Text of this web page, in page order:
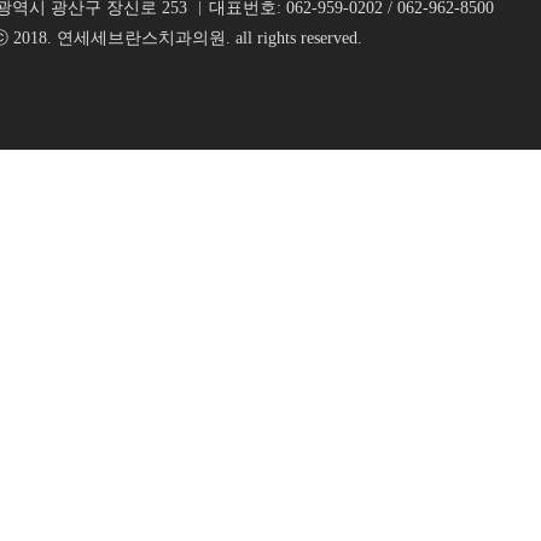
역시 광산구 장신로 253
대표번호: 062-959-0202 / 062-962-8500
2018. 연세세브란스치과의원. all rights reserved.